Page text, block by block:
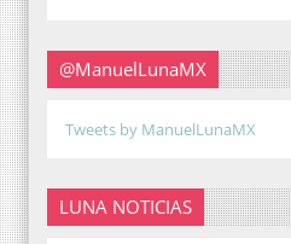
@ManuelLunaMX
Tweets by ManuelLunaMX
LUNA NOTICIAS